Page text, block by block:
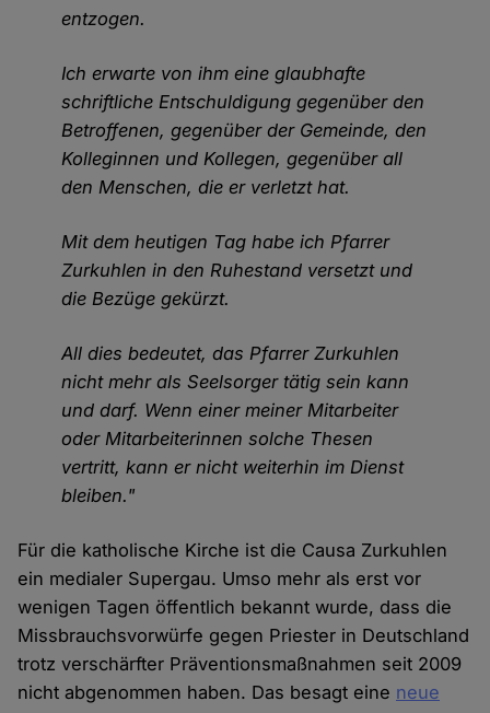
entzogen.
Ich erwarte von ihm eine glaubhafte
schriftliche Entschuldigung gegenüber den
Betroffenen, gegenüber der Gemeinde, den
Kolleginnen und Kollegen, gegenüber all
den Menschen, die er verletzt hat.
Mit dem heutigen Tag habe ich Pfarrer
Zurkuhlen in den Ruhestand versetzt und
die Bezüge gekürzt.
All dies bedeutet, das Pfarrer Zurkuhlen
nicht mehr als Seelsorger tätig sein kann
und darf. Wenn einer meiner Mitarbeiter
oder Mitarbeiterinnen solche Thesen
vertritt, kann er nicht weiterhin im Dienst
bleiben."
Für die katholische Kirche ist die Causa Zurkuhlen
ein medialer Supergau. Umso mehr als erst vor
wenigen Tagen öffentlich bekannt wurde, dass die
Missbrauchsvorwürfe gegen Priester in Deutschland
trotz verschärfter Präventionsmaßnahmen seit 2009
nicht abgenommen haben. Das besagt eine neue